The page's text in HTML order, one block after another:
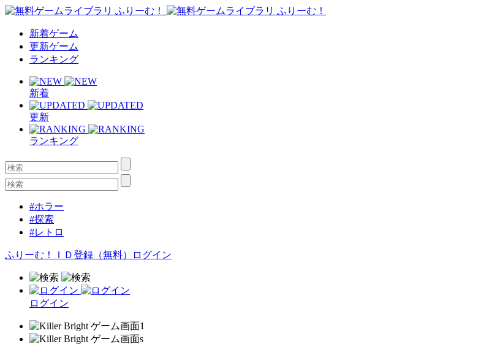
新着ゲーム
更新ゲーム
ランキング
新着
更新
ランキング
#ホラー
#探索
#レトロ
ふりーむ！ＩＤ登録（無料） ログイン
ログイン